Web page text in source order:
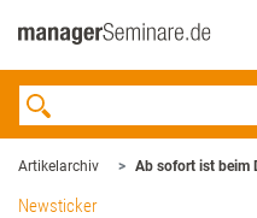
Artikelarchiv Ab sofort ist beim
Newsticker